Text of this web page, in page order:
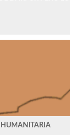
HUMANITARIA